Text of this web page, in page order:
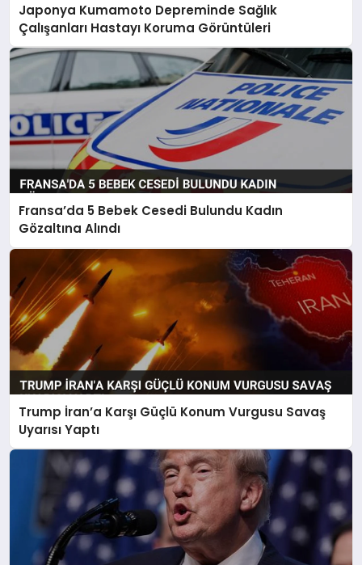
Japonya Kumamoto Depreminde Sağlık
Çalışanları Hastayı Koruma Görüntüleri
Fransa’da 5 Bebek Cesedi Bulundu Kadın
Gözaltına Alındı
Trump İran’a Karşı Güçlü Konum Vurgusu Savaş
Uyarısı Yaptı